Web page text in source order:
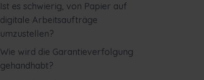
Ist es schwierig, von Papier auf
digitale Arbeitsaufträge
umzustellen?
Wie wird die Garantieverfolgung
gehandhabt?